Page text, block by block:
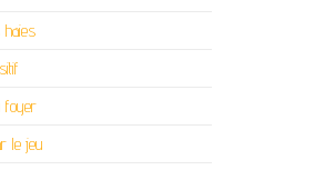
foyer
le jeu